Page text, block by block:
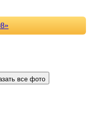
все фото